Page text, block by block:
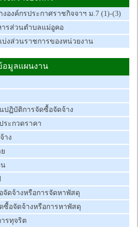
องค์กรประกาศราชกิจจาฯ ม.7 (1)-(3)
ารส่วนตำบลแม่อูคอ
บ่งส่วนราชการของหน่วยงาน
อมูลแผนงาน
ปฏิบัติการจัดซื้อจัดจ้าง
ระกวดราคา
าง
น
จัดจ้างหรือการจัดหาพัสดุ
ซื้อจัดจ้างหรือการหาพัสดุ
รทุจริต